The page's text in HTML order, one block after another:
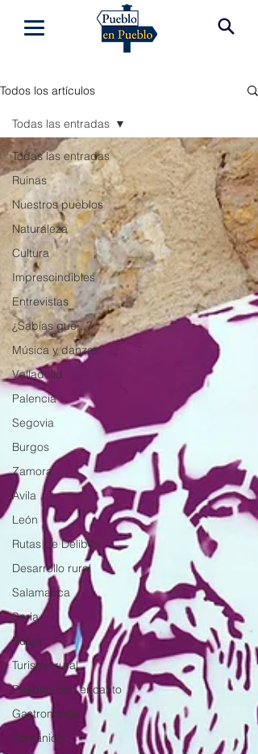
Todos los artículos
Todas las entradas
Ruinas
Nuestros pueblos
Naturaleza
Cultura
Imprescindibles
Entrevistas
¿Sabías que...?
Música y danzas
Valladolid
Palencia
Segovia
Burgos
Zamora
Ávila
León
Rutas de Delibes
Desarrollo rural
Salamanca
Soria
Rutas
Turismo rural
Pueblos con encanto
Gastronomía
Románico
Todas las entradas